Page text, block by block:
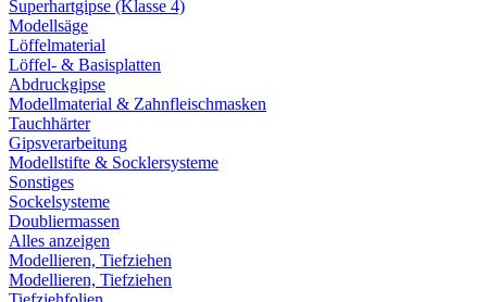
Superhartgipse (Klasse 4)
Modellsäge
Löffelmaterial
Löffel- & Basisplatten
Abdruckgipse
Modellmaterial & Zahnfleischmasken
Tauchhärter
Gipsverarbeitung
Modellstifte & Socklersysteme
Sonstiges
Sockelsysteme
Doubliermassen
Alles anzeigen
Modellieren, Tiefziehen
Modellieren, Tiefziehen